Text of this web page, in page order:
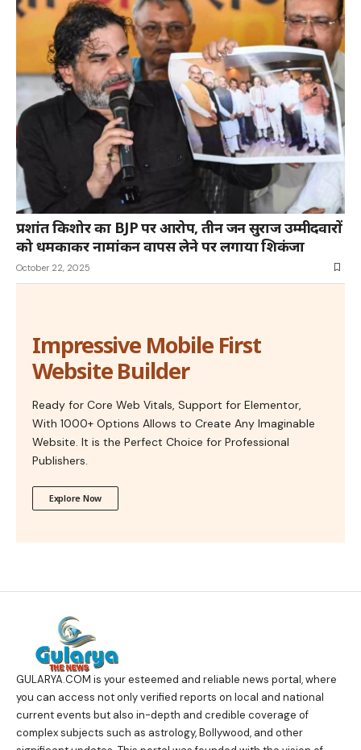
प्रशांत किशोर का BJP पर आरोप, तीन जन सुराज उम्मीदवारों
को धमकाकर नामांकन वापस लेने पर लगाया शिकंजा
October 22, 2025
Impressive Mobile First
Website Builder
Ready for Core Web Vitals, Support for Elementor,
With 1000+ Options Allows to Create Any Imaginable
Website. It is the Perfect Choice for Professional
Publishers.
Explore Now
GULARYA.COM is your esteemed and reliable news portal, where
you can access not only verified reports on local and national
current events but also in-depth and credible coverage of
complex subjects such as astrology, Bollywood, and other